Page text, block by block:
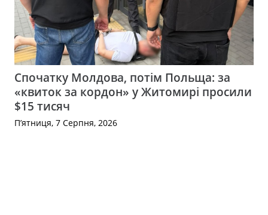
Спочатку Молдова, потім Польща: за
«квиток за кордон» у Житомирі просили
$15 тисяч
П’ятниця, 7 Серпня, 2026